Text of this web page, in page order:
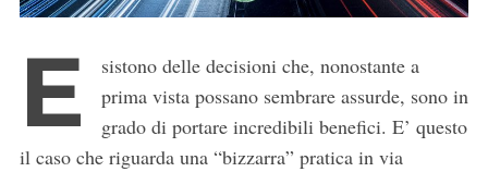
E
sistono delle decisioni che, nonostante a
prima vista possano sembrare assurde, sono in
grado di portare incredibili benefici. E’ questo
il caso che riguarda una “bizzarra” pratica in via